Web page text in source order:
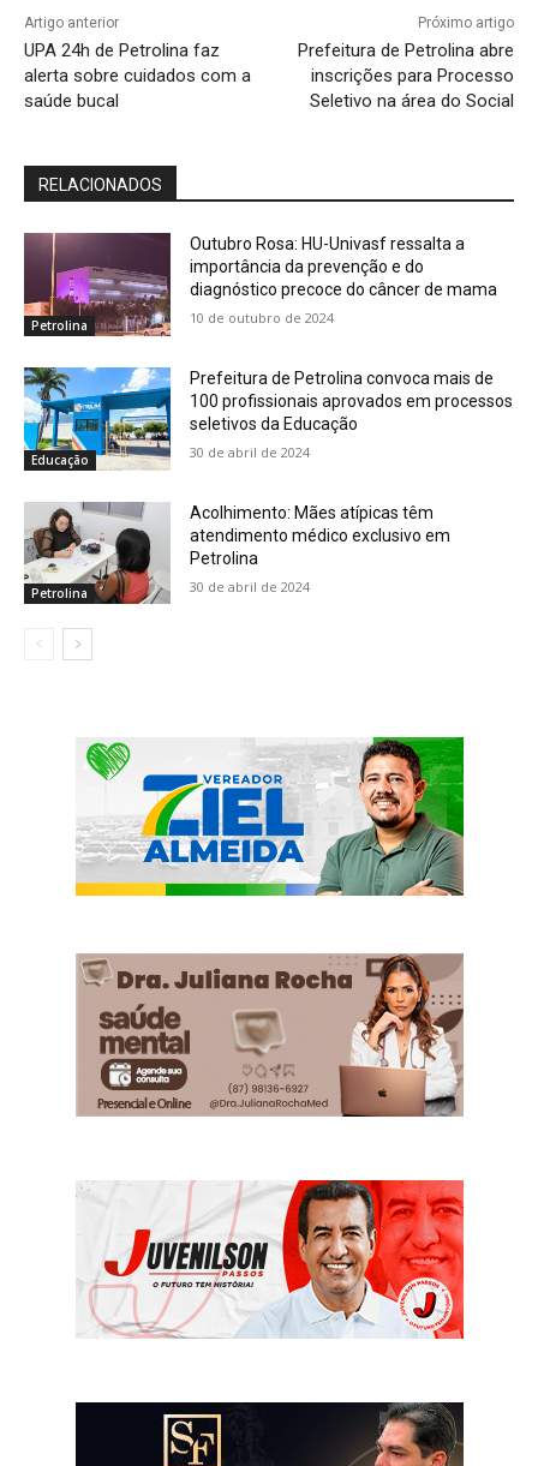
Artigo anterior
UPA 24h de Petrolina faz
alerta sobre cuidados com a
saúde bucal
Próximo artigo
Prefeitura de Petrolina abre
inscrições para Processo
Seletivo na área do Social
RELACIONADOS
Petrolina
Outubro Rosa: HU-Univasf ressalta a
importância da prevenção e do
diagnóstico precoce do câncer de mama
10 de outubro de 2024
Educação
Prefeitura de Petrolina convoca mais de
100 profissionais aprovados em processos
seletivos da Educação
30 de abril de 2024
Petrolina
Acolhimento: Mães atípicas têm
atendimento médico exclusivo em
Petrolina
30 de abril de 2024